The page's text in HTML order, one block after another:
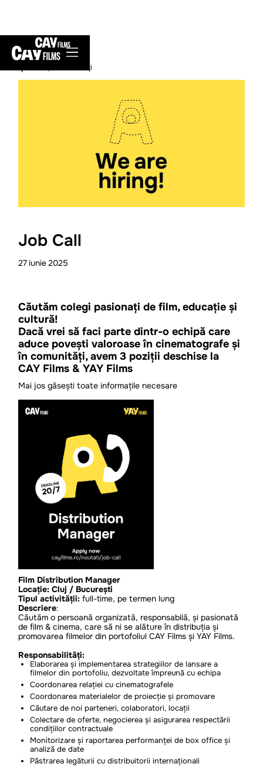
înapoi la Noutăți
Job Call
27iunie2025
Căutăm colegi pasionați de film, educație și
cultură!
Dacă vrei să faci parte dintr-o echipă care
aduce povești valoroase în cinematografe și
în comunități, avem 3 poziții deschise la
CAY Films & YAY Films
Mai jos găsești toate informațile necesare
Film Distribution Manager
Locație: Cluj / București
Tipul activității:full-time, pe termen lung
Descriere:
Căutăm o persoană organizată, responsabilă, și pasionată
de film & cinema, care să ni se alăture în distribuția și
promovarea filmelor din portofoliul CAY Films și YAY Films.
Responsabilități:
Elaborarea și implementarea strategiilor de lansare a
filmelor din portofoliu, dezvoltate împreună cu echipa
Coordonarea relației cu cinematografele
Coordonarea materialelor de proiecție și promovare
Căutare de noi parteneri, colaboratori, locații
Colectare de oferte, negocierea și asigurarea respectării
condițiilor contractuale
Monitorizare și raportarea performanței de box office și
analiză de date
Păstrarea legăturii cu distribuitorii internaționali